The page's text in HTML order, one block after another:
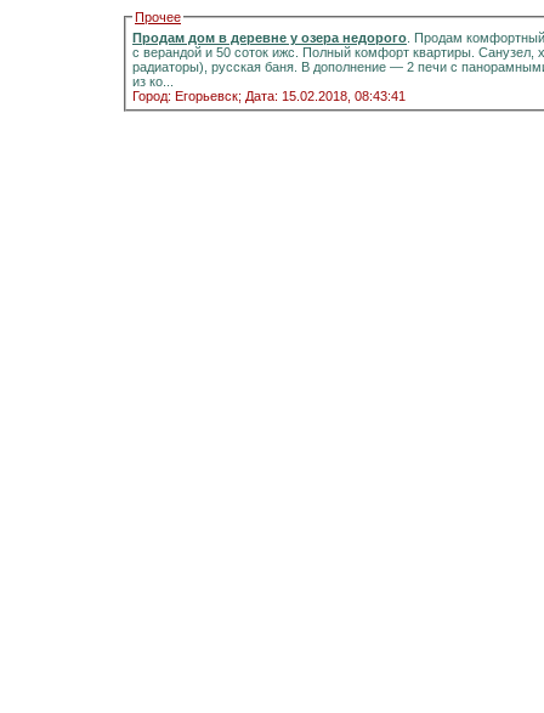
Прочее
Продам дом в деревне у озера недорого . Продам комфортный
с верандой и 50 соток ижс. Полный комфорт квартиры. Санузел, холодная и горячая вода,
радиаторы), русская баня. В дополнение — 2 печи с панорамными стёклами.Информация на портале домиклайт.Вода
из ко...
Город: Егорьевск; Дата: 15.02.2018, 08:43:41